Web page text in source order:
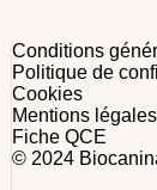
Conditions
Politique de
Cookies
Mentions légales
Fiche QCE
© 2024